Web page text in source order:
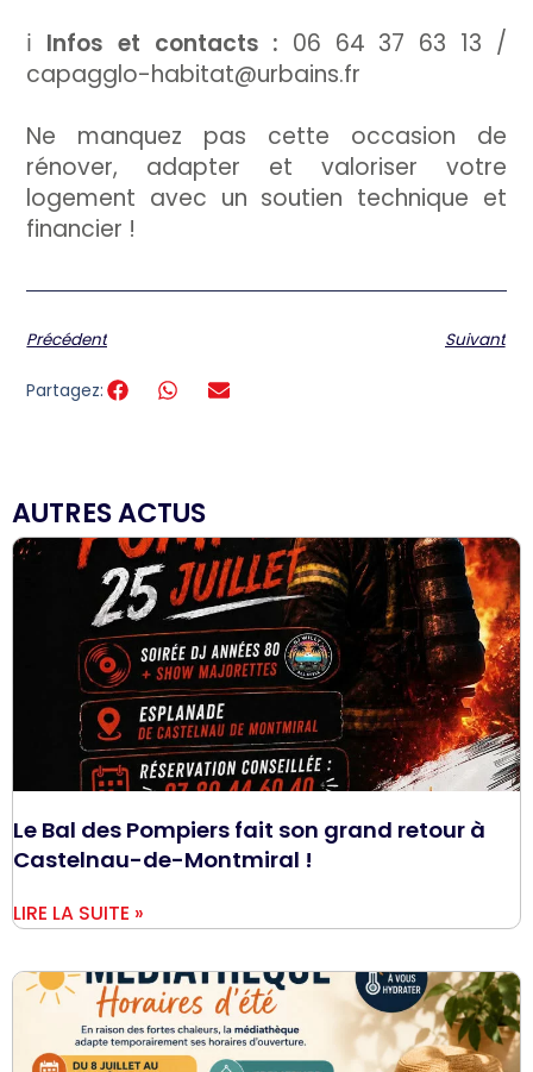
ℹ️ Infos et contacts : 06 64 37 63 13 /
capagglo-habitat@urbains.fr
Ne manquez pas cette occasion de
rénover, adapter et valoriser votre
logement avec un soutien technique et
financier !
Précédent Suivant
Partagez:
AUTRES ACTUS
Le Bal des Pompiers fait son grand retour à
Castelnau-de-Montmiral !
LIRE LA SUITE »